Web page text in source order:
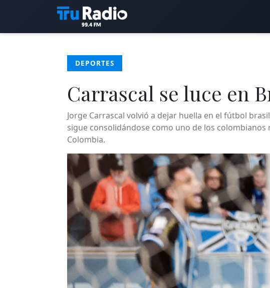
DEPORTES
Carrascal se luce en
Jorge Carrascal volvió a dejar huella en el fútbol
sigue consolidándose como uno de los
Colombia.